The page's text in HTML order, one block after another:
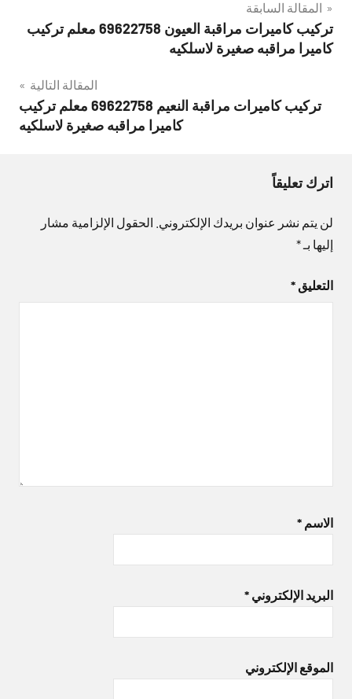
تصفّح
المقالات
المقالة السابقة
تركيب كاميرات مراقبة العيون 69622758 معلم تركيب
كاميرا مراقبه صغيرة لاسلكيه
المقالة التالية
تركيب كاميرات مراقبة النعيم 69622758 معلم تركيب
كاميرا مراقبه صغيرة لاسلكيه
اترك تعليقاً
لن يتم نشر عنوان بريدك الإلكتروني. الحقول الإلزامية مشار
إليها بـ*
التعليق *
الاسم *
البريد الإلكتروني *
الموقع الإلكتروني